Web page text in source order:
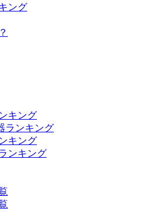
ング
キング
ランキング
キング
ンキング